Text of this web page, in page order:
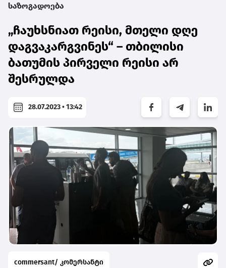
საზოგადოება
„ჩაუხსნიათ რეისი, მთელი დღე
დაგვაკარგვინეს“ – თბილისი
ბათუმის პირველი რეისი არ
შესრულდა
28.07.2023 • 13:42
commersant/ კომერსანტი